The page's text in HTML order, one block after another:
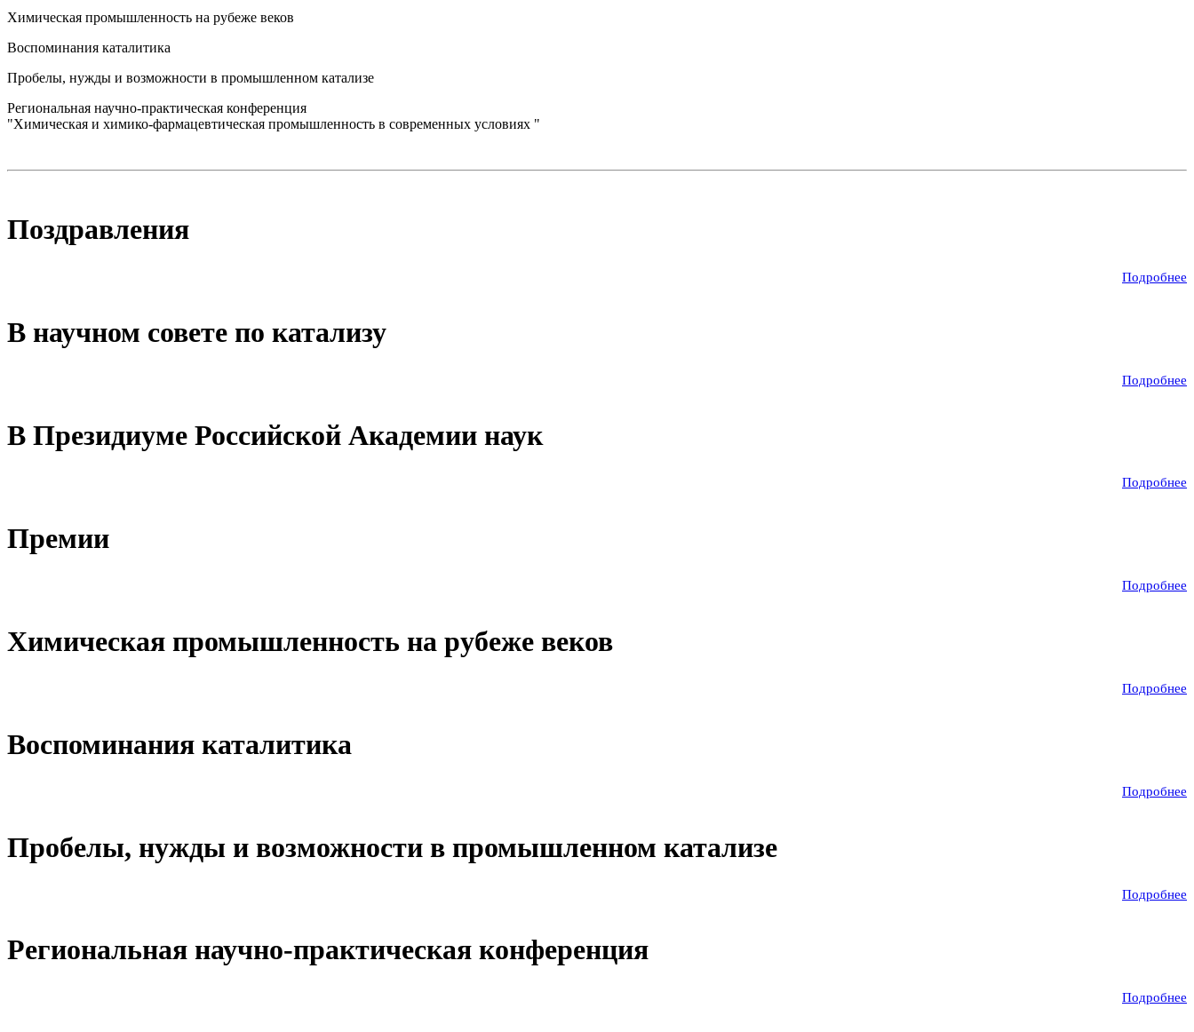
Химическая промышленность на рубеже веков
Воспоминания каталитика
Пробелы, нужды и возможности в промышленном катализе
Региональная научно-практическая конференция
"Химическая и химико-фармацевтическая промышленность в современных условиях "
Поздравления
Подробнее
В научном совете по катализу
Подробнее
В Президиуме Российской Академии наук
Подробнее
Премии
Подробнее
Химическая промышленность на рубеже веков
Подробнее
Воспоминания каталитика
Подробнее
Пробелы, нужды и возможности в промышленном катализе
Подробнее
Региональная научно-практическая конференция
Подробнее